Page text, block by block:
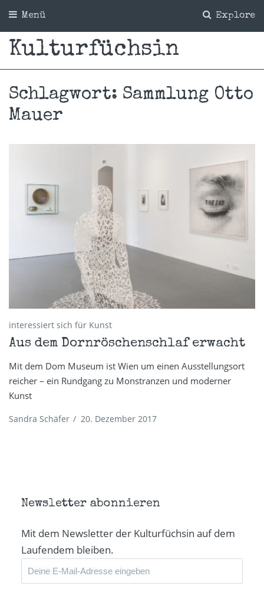
Explore
Menü
Kulturfüchsin
Schlagwort: Sammlung Otto
Mauer
interessiert sich für Kunst
Aus dem Dornröschenschlaf erwacht
Mit dem Dom Museum ist Wien um einen Ausstellungsort
reicher – ein Rundgang zu Monstranzen und moderner
Kunst
Sandra Schäfer / 20. Dezember 2017
Newsletter abonnieren
Mit dem Newsletter der Kulturfüchsin auf dem
Laufendem bleiben.